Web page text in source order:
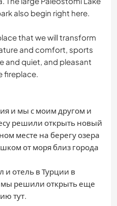
also begin right here.
that we will transform
and comfort, sports
and quiet, and pleasant
fireplace.
и мы с моим другом и
решили открыть новый
месте на берегу озера
от моря близ города
и отель в Турции в
мы решили открыть еще
тут.